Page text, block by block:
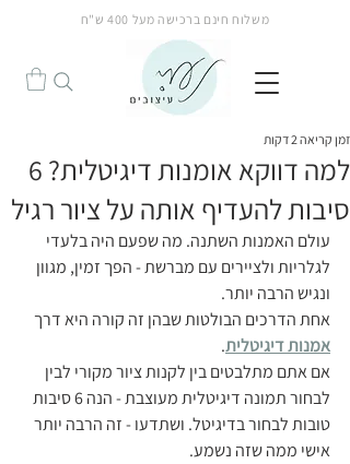
משלוח חינם ברכישה מעל 400 ש"ח
למה דווקא אומנות דיגיטלית? 6
סיבות להעדיף אותה על ציור רגיל
זמן קריאה 2 דקות
עולם האמנות השתנה. מה שפעם היה בלעדי
לגלריות ולציירים עם מברשת - הפך זמין, מגוון
ונגיש הרבה יותר.
אחת הדרכים הבולטות שבהן זה קורה היא דרך
אמנות דיגיטלית.
אם אתם מתלבטים בין לקנות ציור מקורי לבין
לבחור תמונה דיגיטלית מעוצבת - הנה 6 סיבות
טובות לבחור בדיגיטל. ושתדעו - זה הרבה יותר
אישי ממה שזה נשמע.